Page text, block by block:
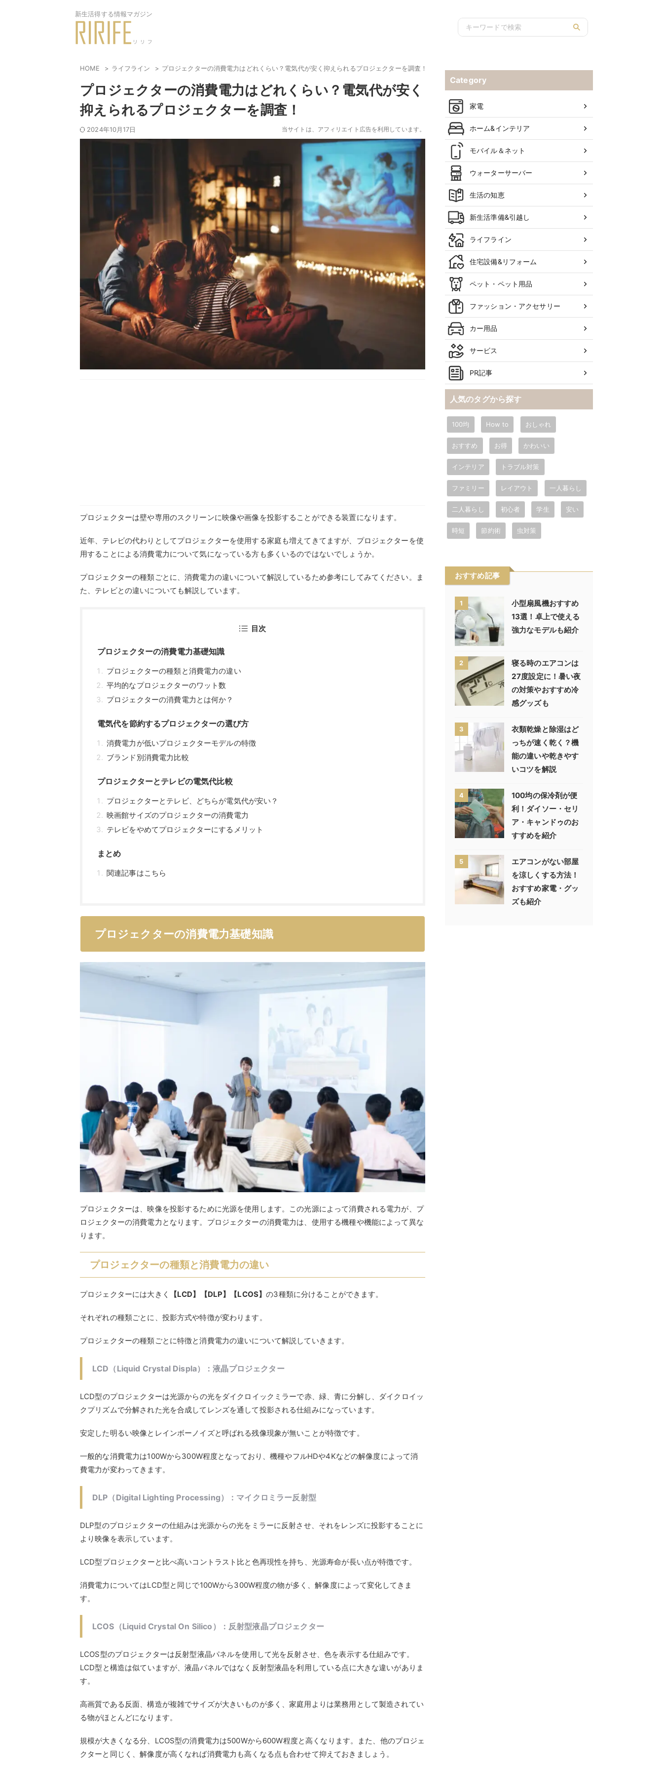
新生活得する情報マガジン
HOME ライフライン プロジェクターの消費電力はどれくらい？電気代が安く抑えられるプロジェクターを調査！
プロジェクターの消費電力はどれくらい？電気代が安く
抑えられるプロジェクターを調査！
2024年10月17日 当サイトは、アフィリエイト広告を利用しています。
プロジェクターは壁や専用のスクリーンに映像や画像を投影することができる装置になります。
近年、テレビの代わりとしてプロジェクターを使用する家庭も増えてきてますが、プロジェクターを使
用することによる消費電力について気になっている方も多くいるのではないでしょうか。
プロジェクターの種類ごとに、消費電力の違いについて解説しているため参考にしてみてください。ま
た、テレビとの違いについても解説しています。
目次
プロジェクターの消費電力基礎知識
プロジェクターの種類と消費電力の違い
平均的なプロジェクターのワット数
プロジェクターの消費電力とは何か？
電気代を節約するプロジェクターの選び方
消費電力が低いプロジェクターモデルの特徴
ブランド別消費電力比較
プロジェクターとテレビの電気代比較
プロジェクターとテレビ、どちらが電気代が安い？
映画館サイズのプロジェクターの消費電力
テレビをやめてプロジェクターにするメリット
まとめ
関連記事はこちら
プロジェクターの消費電力基礎知識
プロジェクターは、映像を投影するために光源を使用します。この光源によって消費される電力が、プ
ロジェクターの消費電力となります。プロジェクターの消費電力は、使用する機種や機能によって異な
ります。
プロジェクターの種類と消費電力の違い
プロジェクターには大きく 【LCD】【DLP】【LCOS】の3種類に分けることができます。
それぞれの種類ごとに、投影方式や特徴が変わります。
プロジェクターの種類ごとに特徴と消費電力の違いについて解説していきます。
LCD（Liquid Crystal Displa）：液晶プロジェクター
LCD型のプロジェクターは光源からの光をダイクロイックミラーで赤、緑、青に分解し、ダイクロイッ
クプリズムで分解された光を合成してレンズを通して投影される仕組みになっています。
安定した明るい映像とレインボーノイズと呼ばれる残像現象が無いことが特徴です。
一般的な消費電力は100Wから300W程度となっており、機種やフルHDや4Kなどの解像度によって消
費電力が変わってきます。
DLP（Digital Lighting Processing）：マイクロミラー反射型
DLP型のプロジェクターの仕組みは光源からの光をミラーに反射させ、それをレンズに投影することに
より映像を表示しています。
LCD型プロジェクターと比べ高いコントラスト比と色再現性を持ち、光源寿命が長い点が特徴です。
消費電力についてはLCD型と同じで100Wから300W程度の物が多く、解像度によって変化してきま
す。
LCOS（Liquid Crystal On Silico）：反射型液晶プロジェクター
LCOS型のプロジェクターは反射型液晶パネルを使用して光を反射させ、色を表示する仕組みです。
LCD型と構造は似ていますが、液晶パネルではなく反射型液晶を利用している点に大きな違いがありま
す。
高画質である反面、構造が複雑でサイズが大きいものが多く、家庭用よりは業務用として製造されてい
る物がほとんどになります。
規模が大きくなる分、LCOS型の消費電力は500Wから600W程度と高くなります。また、他のプロジェ
クターと同じく、解像度が高くなれば消費電力も高くなる点も合わせて抑えておきましょう。
Category
家電
ホーム&インテリア
モバイル＆ネット
ウォーターサーバー
生活の知恵
新生活準備&引越し
ライフライン
住宅設備&リフォーム
ペット・ペット用品
ファッション・アクセサリー
カー用品
サービス
PR記事
人気のタグから探す
100均 How to おしゃれ
おすすめ お得 かわいい
インテリア トラブル対策
ファミリー レイアウト 一人暮らし
二人暮らし 初心者 学生 安い
時短 節約術 虫対策
おすすめ記事
1
小型扇風機おすすめ
13選！卓上で使える
強力なモデルも紹介
2
寝る時のエアコンは
27度設定に！暑い夜
の対策やおすすめ冷
感グッズも
3
衣類乾燥と除湿はど
っちが速く乾く？機
能の違いや乾きやす
いコツを解説
4
100均の保冷剤が便
利！ダイソー・セリ
ア・キャンドゥのお
すすめを紹介
5
エアコンがない部屋
を涼しくする方法！
おすすめ家電・グッ
ズも紹介